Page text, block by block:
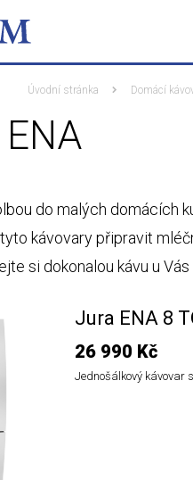
Úvodní stránka Domácí
do malých domácích
kávovary připravit
si dokonalou kávu u Vás
Jura ENA 8
26 990 Kč